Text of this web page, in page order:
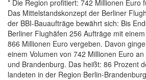
* Die Region profitiert: 742 Millionen Euro
Das Mittelstandskonzept der Berliner
der BBI-Bauaufträge bewährt sich: Bis
Berliner Flughäfen 256 Aufträge mit
866 Millionen Euro vergeben. Davon
einem Volumen von 742 Millionen Euro
und Brandenburg. Das heißt: 86 Prozent
landeten in der Region Berlin-